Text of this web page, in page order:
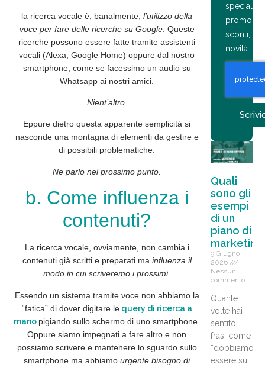
la ricerca vocale è, banalmente, l’utilizzo della
voce per fare delle ricerche su Google. Queste
ricerche possono essere fatte tramiteassistenti
vocali (Alexa, Google Home) oppuredal nostro
smartphone, come se facessimo un audiosu
Whatsapp ai nostri amici.
Nient’altro.
Eppure dietro questa apparente semplicità si
nasconde unamontagna di elementi da gestiree
di possibili problematiche.
Ne parlo nel prossimo punto.
b. Come influenza i
contenuti?
La ricerca vocale, ovviamente, non cambia i
contenuti già scritti e preparati ma influenza il
modo in cui scriveremo i prossimi.
Essendo un sistema tramite voce non abbiamo la
“fatica” di dover digitarelequery di ricerca a
mano pigiando sullo schermo di uno smartphone.
Oppure siamo impegnati a fare altro e non
possiamo scriveree mantenere lo sguardo sullo
smartphone ma abbiamo urgente bisogno di
speciali
sconti,
novità
Quali
sono gli
esempi
di un
piano di
9 Giugno
2026
Nessun
commento
Quante
volte hai
sentito
frasi come
“dobbiamo
essere sui